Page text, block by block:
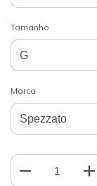
Tamanho
Marca